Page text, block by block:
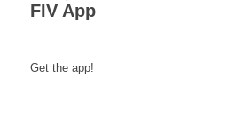
FIV App
Get the app!